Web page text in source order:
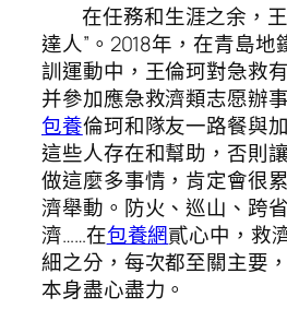
在任務和生涯之余，
達人”。2018年，在青島地
訓運動中，王倫珂對急救
并參加應急救濟類志愿辦
包養倫珂和隊友一路餐與
這些人存在和幫助，否則
做這麼多事情，肯定會很
濟舉動。防火、巡山、跨
濟……在包養網貳心中，救
細之分，每次都至關主要
本身盡心盡力。